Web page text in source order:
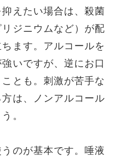
えたい場合は、殺菌
ジニウムなど）が配
ます。アルコールを
いですが、逆にお口
とも。刺激が苦手な
は、ノンアルコール
。
のが基本です。唾液